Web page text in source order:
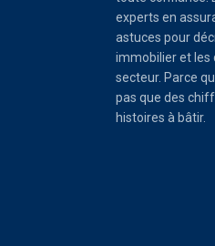
experts en
astuces pour
immobilier et les
secteur. Parce
pas que des
histoires à bâtir.